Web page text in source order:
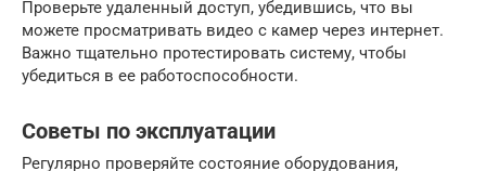
Проверьте удаленный доступ, убедившись, что вы
можете просматривать видео с камер через интернет.
Важно тщательно протестировать систему, чтобы
убедиться в ее работоспособности.
Советы по эксплуатации
Регулярно проверяйте состояние оборудования,